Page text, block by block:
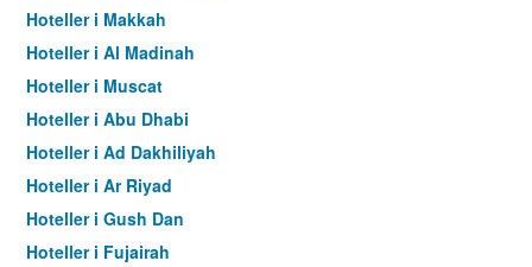
Hoteller i Makkah
Hoteller i Al Madinah
Hoteller i Muscat
Hoteller i Abu Dhabi
Hoteller i Ad Dakhiliyah
Hoteller i Ar Riyad
Hoteller i Gush Dan
Hoteller i Fujairah